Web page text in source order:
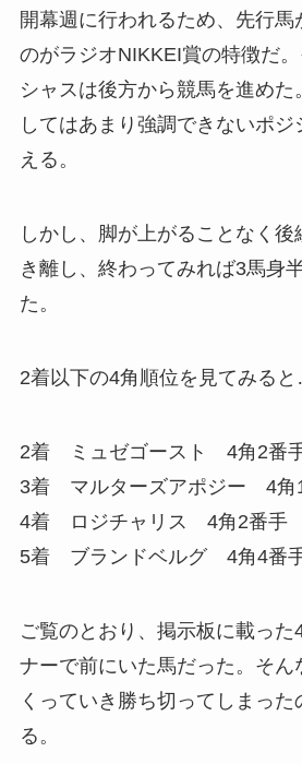
開幕週に行われるため、先行馬
のがラジオNIKKEI賞の特徴だ
シャスは後方から競馬を進めた
してはあまり強調できないポ
える。
しかし、脚が上がることなく後
き離し、終わってみれば3馬身
た。
2着以下の4角順位を見てみる
2着 ミュゼゴースト 4角2番
3着 マルターズアポジー 4角
4着 ロジチャリス 4角2番手
5着 ブランドベルグ 4角4番
ご覧のとおり、掲示板に載った
ナーで前にいた馬だった。そん
くっていき勝ち切ってしまった
る。